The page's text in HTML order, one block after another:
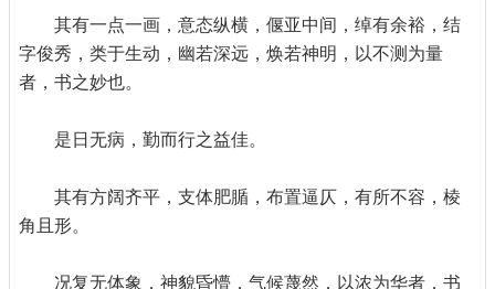
其有一点一画，意态纵横，偃亚中间，绰有余裕，结
字俊秀，类于生动，幽若深远，焕若神明，以不测为量
者，书之妙也。
是日无病，勤而行之益佳。
其有方阔齐平，支体肥腯，布置逼仄，有所不容，棱
角且形。
况复无体象，神貌昏懵，气候蔑然，以浓为华者，书